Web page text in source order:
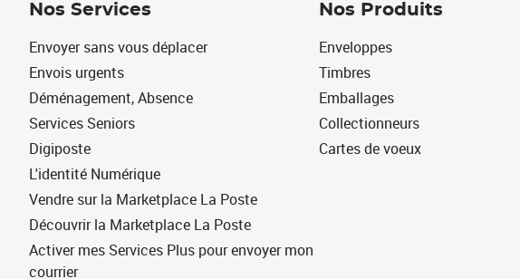
Nos Services
Envoyer sans vous déplacer
Envois urgents
Déménagement, Absence
Services Seniors
Digiposte
L'identité Numérique
Vendre sur la Marketplace La Poste
Découvrir la Marketplace La Poste
Activer mes Services Plus pour envoyer mon
courrier
Nos Produits
Enveloppes
Timbres
Emballages
Collectionneurs
Cartes de voeux